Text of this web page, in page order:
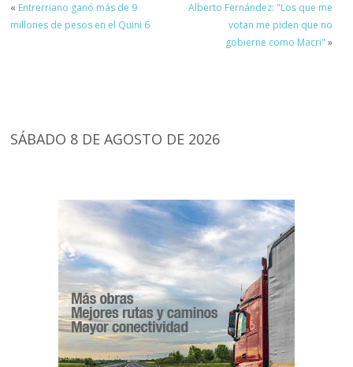
« Entrerriano ganó más de 9
millones de pesos en el Quini 6
Alberto Fernández: "Los que me
votan me piden que no
gobierne como Macri" »
SÁBADO 8 DE AGOSTO DE 2026